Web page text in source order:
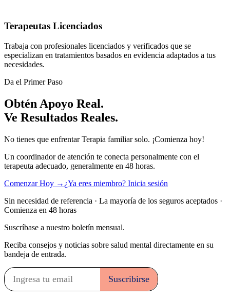
Terapeutas Licenciados
Trabaja con profesionales licenciados y verificados que se
especializan en tratamientos basados en evidencia adaptados a tus
necesidades.
Da el Primer Paso
Obtén Apoyo Real.
Ve Resultados Reales.
No tienes que enfrentar Terapia familiar solo. ¡Comienza hoy!
Un coordinador de atención te conecta personalmente con el
terapeuta adecuado, generalmente en 48 horas.
Comenzar Hoy → ¿Ya eres miembro? Inicia sesión
Sin necesidad de referencia · La mayoría de los seguros aceptados ·
Comienza en 48 horas
Suscríbase a nuestro boletín mensual.
Reciba consejos y noticias sobre salud mental directamente en su
bandeja de entrada.